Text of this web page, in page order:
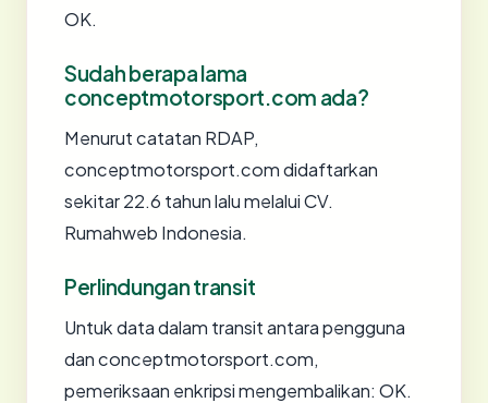
OK.
Sudah berapa lama
conceptmotorsport.com ada?
Menurut catatan RDAP,
conceptmotorsport.com didaftarkan
sekitar 22.6 tahun lalu melalui CV.
Rumahweb Indonesia.
Perlindungan transit
Untuk data dalam transit antara pengguna
dan conceptmotorsport.com,
pemeriksaan enkripsi mengembalikan: OK.